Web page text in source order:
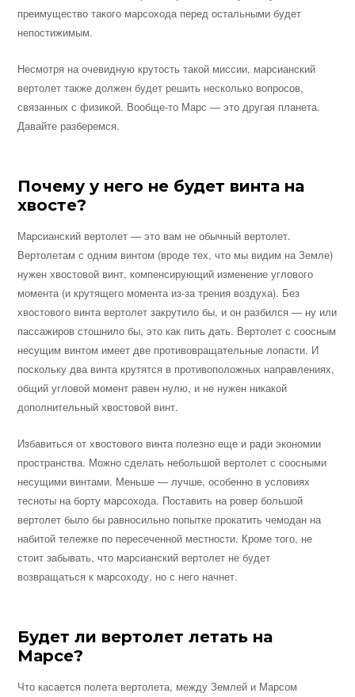
преимущество такого марсохода перед остальными будет
непостижимым.
Несмотря на очевидную крутость такой миссии, марсианский
вертолет также должен будет решить несколько вопросов,
связанных с физикой. Вообще-то Марс — это другая планета.
Давайте разберемся.
Почему у него не будет винта на
хвосте?
Марсианский вертолет — это вам не обычный вертолет.
Вертолетам с одним винтом (вроде тех, что мы видим на Земле)
нужен хвостовой винт, компенсирующий изменение углового
момента (и крутящего момента из-за трения воздуха). Без
хвостового винта вертолет закрутило бы, и он разбился — ну или
пассажиров стошнило бы, это как пить дать. Вертолет с соосным
несущим винтом имеет две противовращательные лопасти. И
поскольку два винта крутятся в противоположных направлениях,
общий угловой момент равен нулю, и не нужен никакой
дополнительный хвостовой винт.
Избавиться от хвостового винта полезно еще и ради экономии
пространства. Можно сделать небольшой вертолет с соосными
несущими винтами. Меньше — лучше, особенно в условиях
тесноты на борту марсохода. Поставить на ровер большой
вертолет было бы равносильно попытке прокатить чемодан на
набитой тележке по пересеченной местности. Кроме того, не
стоит забывать, что марсианский вертолет не будет
возвращаться к марсоходу, но с него начнет.
Будет ли вертолет летать на
Марсе?
Что касается полета вертолета, между Землей и Марсом